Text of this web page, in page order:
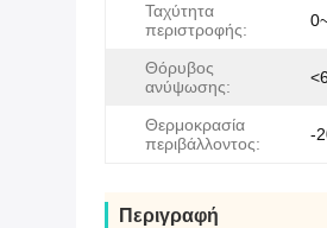
Ταχύτητα
περιστροφής:
Θόρυβος
ανύψωσης:
Θερμοκρασία
περιβάλλοντος:
-
Περιγραφή